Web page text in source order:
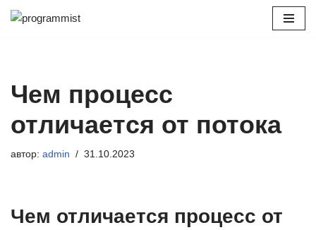
Чем процесс
отличается от потока
автор: admin 31.10.2023
Чем отличается процесс от